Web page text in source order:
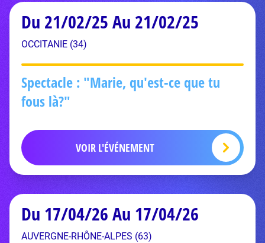
Du 21/02/25 Au 21/02/25
OCCITANIE (34)
Spectacle : "Marie, qu'est-ce que tu
fous là?"
VOIR L'ÉVÉNEMENT
Du 17/04/26 Au 17/04/26
AUVERGNE-RHÔNE-ALPES (63)